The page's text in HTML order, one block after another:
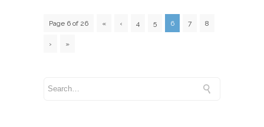
Page 6 of 26 « ‹ 4 5 6 7 8
› »